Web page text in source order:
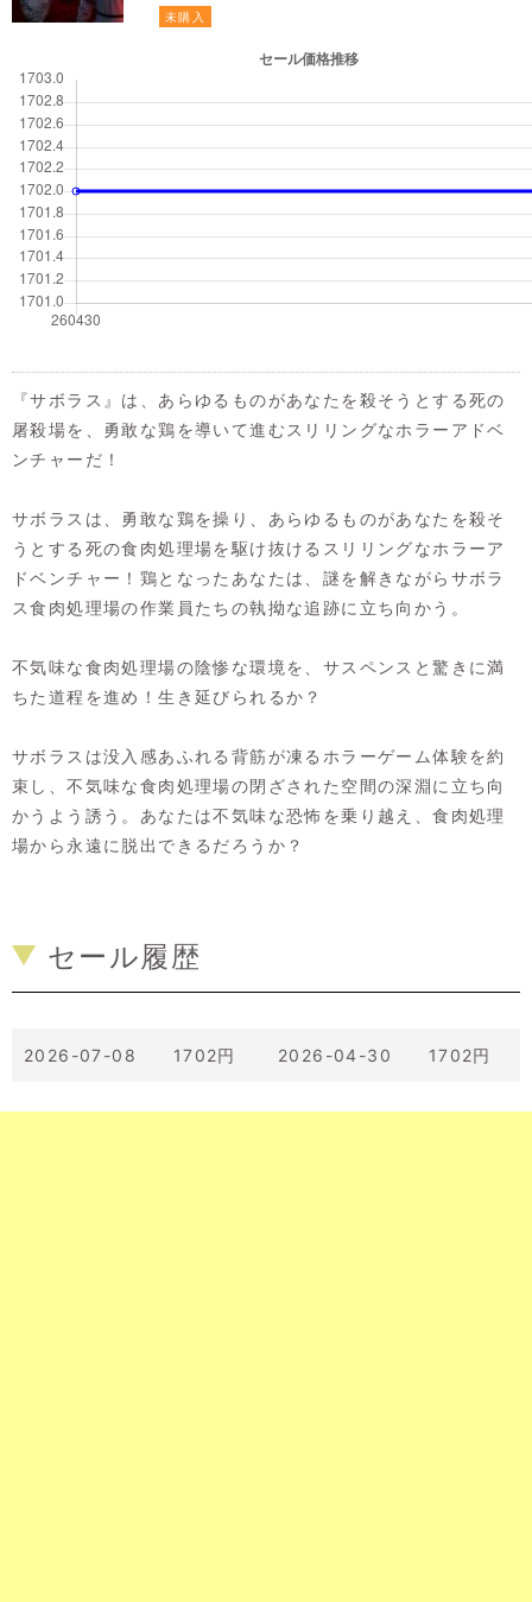
未購入
『サボラス』は、あらゆるものがあなたを殺そうとする死の
屠殺場を、勇敢な鶏を導いて進むスリリングなホラーアドベ
ンチャーだ！
サボラスは、勇敢な鶏を操り、あらゆるものがあなたを殺そ
うとする死の食肉処理場を駆け抜けるスリリングなホラーア
ドベンチャー！鶏となったあなたは、謎を解きながらサボラ
ス食肉処理場の作業員たちの執拗な追跡に立ち向かう。
不気味な食肉処理場の陰惨な環境を、サスペンスと驚きに満
ちた道程を進め！生き延びられるか？
サボラスは没入感あふれる背筋が凍るホラーゲーム体験を約
束し、不気味な食肉処理場の閉ざされた空間の深淵に立ち向
かうよう誘う。あなたは不気味な恐怖を乗り越え、食肉処理
場から永遠に脱出できるだろうか？
セール履歴
2026-07-08 1702円 2026-04-30 1702円